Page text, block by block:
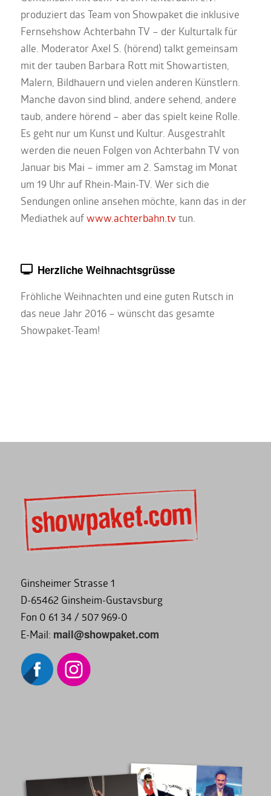
produziert das Team von Showpaket die inklusive
Fernsehshow Achterbahn TV – der Kulturtalk für
alle. Moderator Axel S. (hörend) talkt gemeinsam
mit der tauben Barbara Rott mit Showartisten,
Malern, Bildhauern und vielen anderen Künstlern.
Manche davon sind blind, andere sehend, andere
taub, andere hörend – aber das spielt keine Rolle.
Es geht nur um Kunst und Kultur. Ausgestrahlt
werden die neuen Folgen von Achterbahn TV von
Januar bis Mai – immer am 2. Samstag im Monat
um 19 Uhr auf Rhein-Main-TV. Wer sich die
Sendungen online ansehen möchte, kann das in der
Mediathek aufwww.achterbahn.tv tun.
Herzliche Weihnachtsgrüsse
Fröhliche Weihnachten und eine guten Rutsch in
das neue Jahr 2016 – wünscht das gesamte
Showpaket-Team!
Ginsheimer Strasse 1
D-65462 Ginsheim-Gustavsburg
Fon 0 61 34 / 507 969-0
E-Mail: mail@showpaket.com